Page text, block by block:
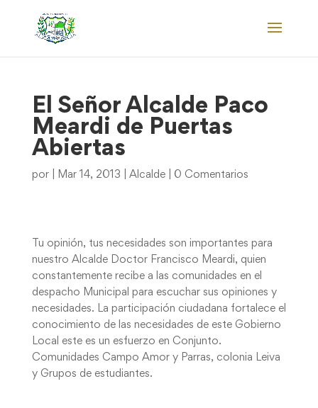
El Señor Alcalde Paco
Meardi de Puertas
Abiertas
por Mar 14, 2013 Alcalde| 0 Comentarios
Tu opinión, tus necesidades son importantes para
nuestro Alcalde Doctor Francisco Meardi, quien
constantemente recibe a las comunidades en el
despacho Municipal para escuchar sus opiniones y
necesidades. La participación ciudadana fortalece el
conocimiento de las necesidades de este Gobierno
Local este es un esfuerzo en Conjunto.
Comunidades Campo Amor y Parras, colonia Leiva
y Grupos de estudiantes.